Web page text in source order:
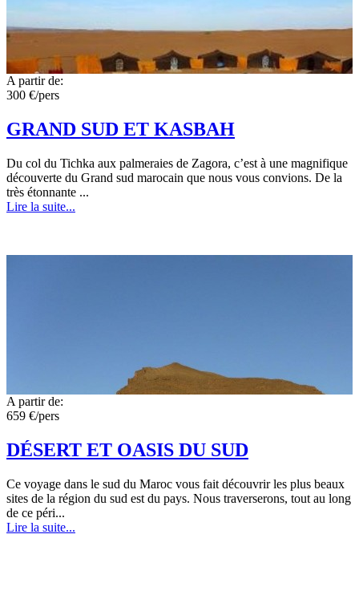
A partir de:
300 €/pers
GRAND SUD ET KASBAH
Du col du Tichka aux palmeraies de Zagora, c’est à une magnifique
découverte du Grand sud marocain que nous vous convions. De la
très étonnante ...
Lire la suite...
A partir de:
659 €/pers
DÉSERT ET OASIS DU SUD
Ce voyage dans le sud du Maroc vous fait découvrir les plus beaux
sites de la région du sud est du pays. Nous traverserons, tout au long
de ce péri...
Lire la suite...